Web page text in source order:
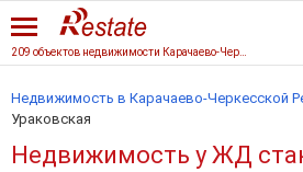
Недвижимость в Карачаево-Черкесской
Ураковская
Недвижимость у ЖД